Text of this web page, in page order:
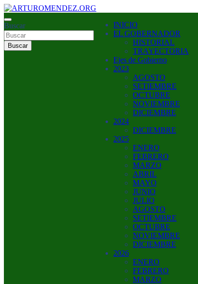
Saltar
al
contenido
ARTUROMENDEZ.ORG
ARTURO MENDEZ GOBERNADOR 2023
Buscar
Buscar
INICIO
EL GOBERNADOR
HISTORIAL
TRAYECTORIA
Ejes de Gobierno
2023
AGOSTO
SETIEMBRE
OCTUBRE
NOVIEMBRE
DICIEMBRE
2024
DICIEMBRE
2025
ENERO
FEBRERO
MARZO
ABRIL
MAYO
JUNIO
JULIO
AGOSTO
SETIEMBRE
OCTUBRE
NOVIEMBRE
DICIEMBRE
2026
ENERO
FEBRERO
MARZO